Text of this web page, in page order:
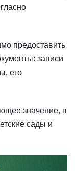
предоставить
записи
его
значение, в
сады и